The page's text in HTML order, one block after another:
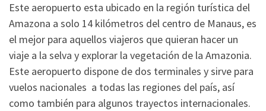
Este aeropuerto esta ubicado en la región turística del
Amazona a solo 14 kilómetros del centro de Manaus, es
el mejor para aquellos viajeros que quieran hacer un
viaje a la selva y explorar la vegetación de la Amazonia.
Este aeropuerto dispone de dos terminales y sirve para
vuelos nacionales a todas las regiones del país, así
como también para algunos trayectos internacionales.